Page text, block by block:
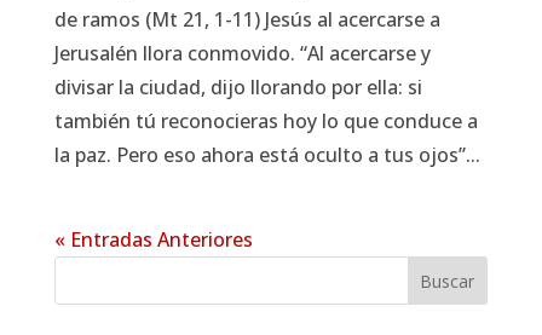
de ramos (Mt 21, 1-11) Jesús al acercarse a
Jerusalén llora conmovido. “Al acercarse y
divisar la ciudad, dijo llorando por ella: si
también tú reconocieras hoy lo que conduce a
la paz. Pero eso ahora está oculto a tus ojos”...
« Entradas Anteriores
Buscar